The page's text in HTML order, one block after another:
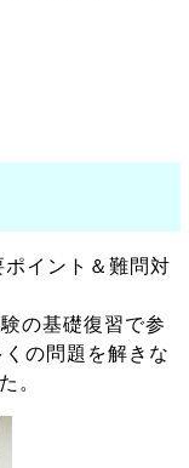
イント＆難問対
の基礎復習で参
の問題を解きな
。